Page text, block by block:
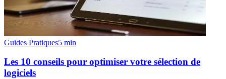
Guides Pratiques5 min
Les 10 conseils pour optimiser votre sélection de
logiciels